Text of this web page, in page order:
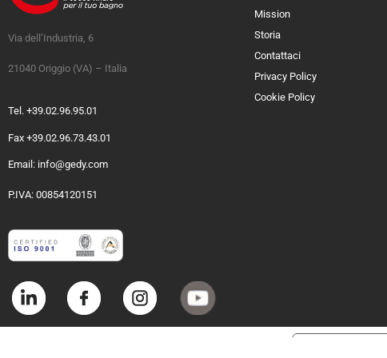
Via dell’Industria, 6
21040 Origgio (VA) – Italia
Tel. +39.02.96.95.01
Fax +39.02.96.73.43.01
Email: info@gedy.com
P.IVA: 00854120151
Mission
Storia
Contattaci
Privacy Policy
Cookie Policy